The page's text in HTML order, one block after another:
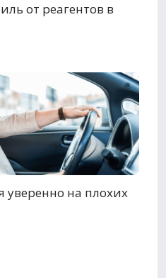
от реагентов в
уверенно на плохих